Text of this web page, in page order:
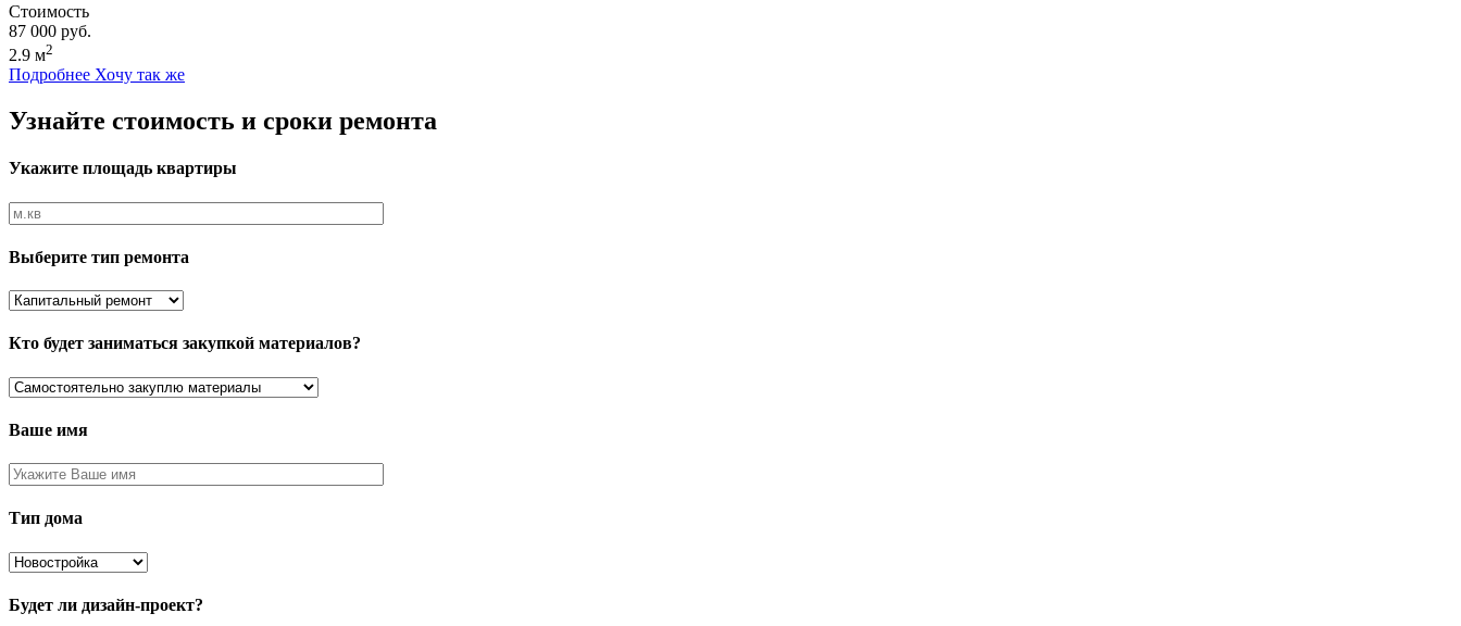
Стоимость
87 000 руб.
2.9 м2
Подробнее Хочу так же
Узнайте стоимость и сроки ремонта
Укажите площадь квартиры
Выберите тип ремонта
Кто будет заниматься закупкой материалов?
Ваше имя
Тип дома
Будет ли дизайн-проект?